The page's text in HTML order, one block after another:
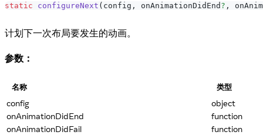
static configureNext ( config , onAnimationDidEnd ? ,
计划下一次布局要发生的动画。
参数：
名称 类型
config
object
onAnimationDidEnd
function
onAnimationDidFail
function